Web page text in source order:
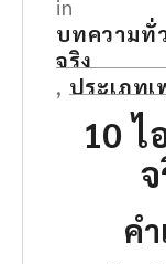
in
บทความทั่
จริง
, ประเภทเ
10 ไ
ค